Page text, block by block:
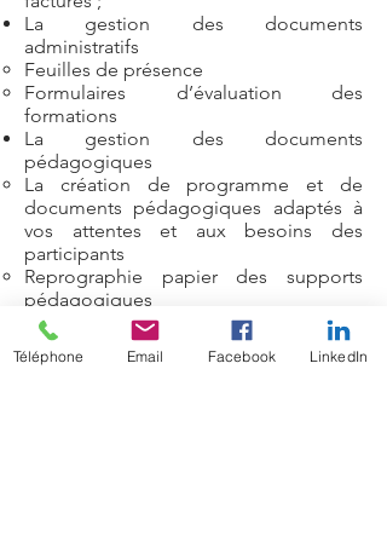
La gestion des documents
administratifs
Feuilles de présence
Formulaires d’évaluation des
formations
La gestion des documents
pédagogiques
La création de programme et de
documents pédagogiques adaptés à
vos attentes et aux besoins des
participants
Reprographie papier des supports
pédagogiques
En matière d’environnement
Téléphone Email Facebook LinkedIn